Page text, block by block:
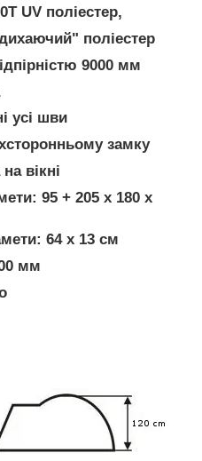
UV поліестер,
поліестер
9000 мм
усі шви
замку
вікні
95 + 205 x 180 x
64 x 13 см
мм